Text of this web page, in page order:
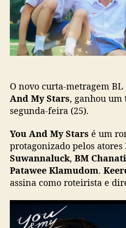
t
i
ç
ã
O novo curta-metragem BL
And My Stars, ganhou
segunda-feira (25).
You And My Stars é um
protagonizado pelos atores
Suwannaluck, BM
Patawee Klamudom.
assina como roteirista e